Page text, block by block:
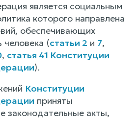
является социальным
которого направлена
обеспечивающих
(статьи 2 и 7,
, статья 41 Конституции
).
Конституции
приняты
законодательные акты,